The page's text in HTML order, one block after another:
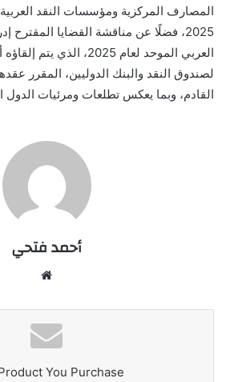
المصارف المركزية ومؤسسات النقد
2025، فضلًا عن مناقشة القضايا المقترح
العربي الموحد لعام 2025، الذي يتم إلقاؤه
لصندوق النقد والبنك الدوليين، المقرر
القادم، وبما يعكس تطلعات ومرئيات الدول
أحمد فتحي
You Purchase